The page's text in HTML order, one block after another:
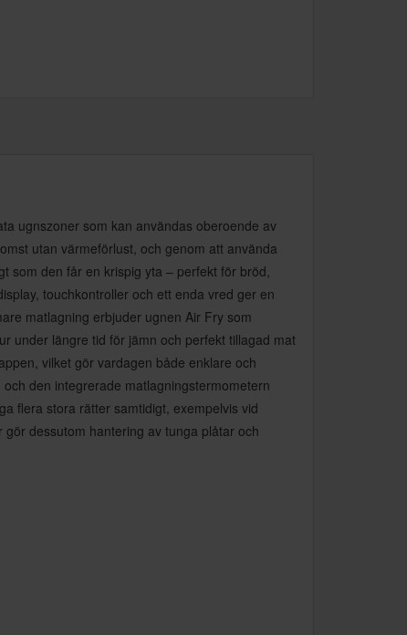
ugnszoner som kan användas oberoende av
utan värmeförlust, och genom att använda
som den får en krispig yta – perfekt för bröd,
touchkontroller och ett enda vred ger en
matlagning erbjuder ugnen Air Fry som
under längre tid för jämn och perfekt tillagad mat
vilket gör vardagen både enklare och
den integrerade matlagningstermometern
flera stora rätter samtidigt, exempelvis vid
dessutom hantering av tunga plåtar och